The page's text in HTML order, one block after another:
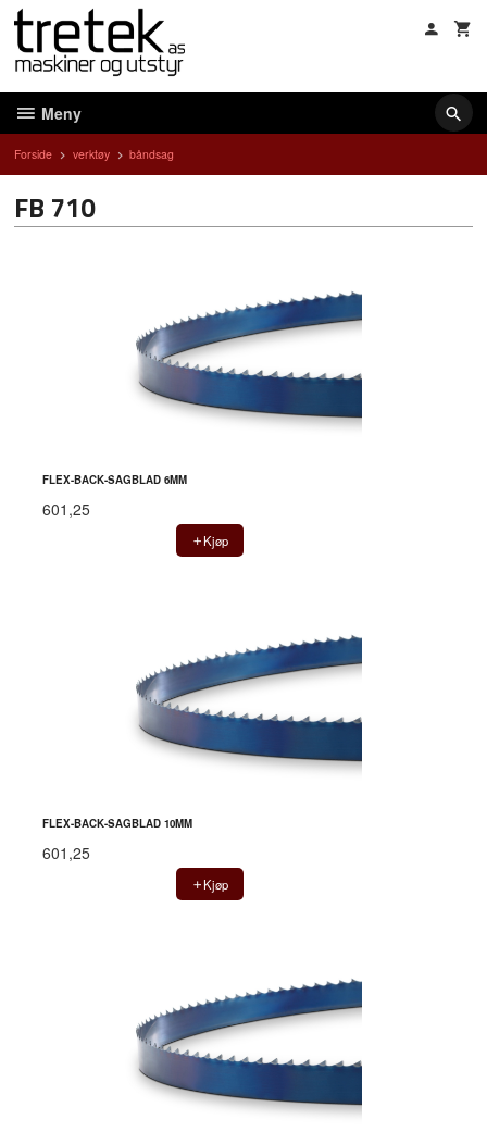
Gå
innholdet
Meny
Forside verktøy båndsag
FB 710
FLEX-BACK-SAGBLAD 6MM
601,25
Kjøp
FLEX-BACK-SAGBLAD 10MM
601,25
Kjøp